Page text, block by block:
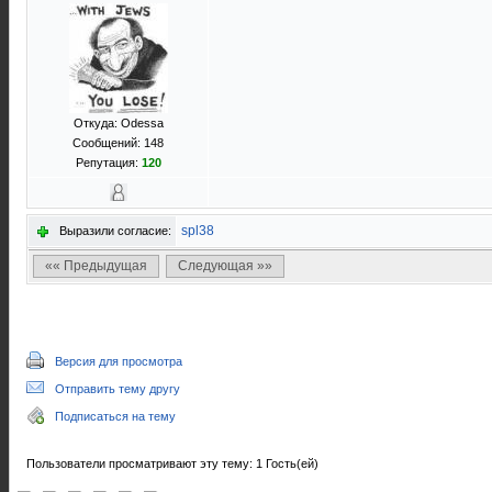
Откуда: Odessa
Сообщений: 148
Репутация: 120
Выразили согласие: spl38
«« Предыдущая Следующая »»
Версия для просмотра
Отправить тему другу
Подписаться на тему
Пользователи просматривают эту тему: 1 Гость(ей)